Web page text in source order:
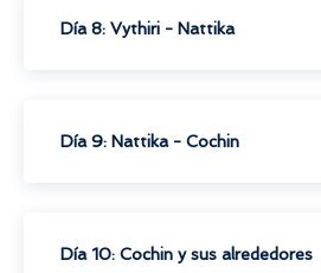
Día 8: Vythiri - Nattika
Día 9: Nattika - Cochin
Día 10: Cochin y sus alrededores